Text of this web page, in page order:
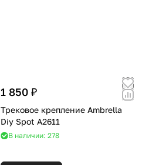
1 850 ₽
Трековое крепление Ambrella
Diy Spot A2611
В наличии: 278